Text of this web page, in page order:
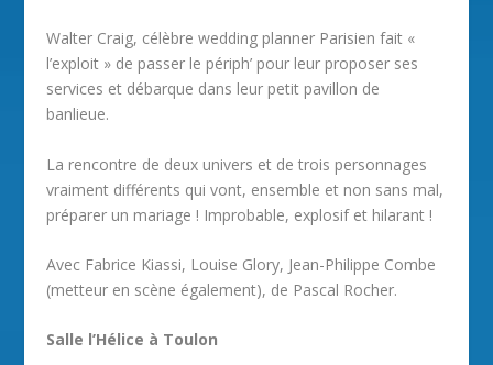
Walter Craig, célèbre wedding planner Parisien fait «
l’exploit » de passer le périph’ pour leur proposer ses
services et débarque dans leur petit pavillon de
banlieue.
La rencontre de deux univers et de trois personnages
vraiment différents qui vont, ensemble et non sans mal,
préparer un mariage ! Improbable, explosif et hilarant !
Avec Fabrice Kiassi, Louise Glory, Jean-Philippe Combe
(metteur en scène également), de Pascal Rocher.
Salle l’Hélice à Toulon